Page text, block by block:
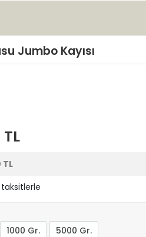
Jumbo Kayısı
TL
1000 Gr. 5000 Gr.